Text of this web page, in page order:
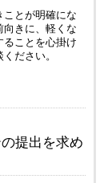
ことが明確にな
向きに、軽くな
ることを心掛け
ださい。
提出を求め